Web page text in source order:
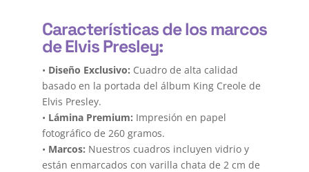
Características de los marcos
de Elvis Presley:
• Diseño Exclusivo: Cuadro de alta calidad
basado en la portada del álbum King Creole de
Elvis Presley.
• Lámina Premium: Impresión en papel
fotográfico de 260 gramos.
• Marcos: Nuestros cuadros incluyen vidrio y
están enmarcados con varilla chata de 2 cm de